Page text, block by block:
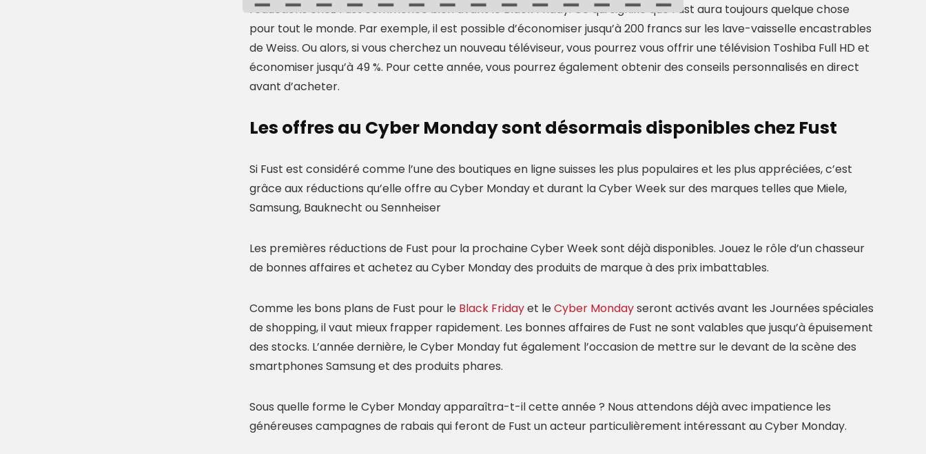
réductions chez Fust commence bien avant le Black Friday. Ce qui signifie que Fust aura toujours quelque chose
pour tout le monde. Par exemple, il est possible d’économiser jusqu’à 200 francs sur les lave-vaisselle encastrables
de Weiss. Ou alors, si vous cherchez un nouveau téléviseur, vous pourrez vous offrir une télévision Toshiba Full HD et
économiser jusqu’à 49 %. Pour cette année, vous pourrez également obtenir des conseils personnalisés en direct
avant d’acheter.
Les offres au Cyber Monday sont désormais disponibles chez Fust
Si Fust est considéré comme l’une des boutiques en ligne suisses les plus populaires et les plus appréciées, c’est
grâce aux réductions qu’elle offre au Cyber Monday et durant la Cyber Week sur des marques telles que Miele,
Samsung, Bauknecht ou Sennheiser
Les premières réductions de Fust pour la prochaine Cyber Week sont déjà disponibles. Jouez le rôle d’un chasseur
de bonnes affaires et achetez au Cyber Monday des produits de marque à des prix imbattables.
Comme les bons plans de Fust pour le Black Fridayet leCyber Mondayseront activés avant les Journées spéciales
de shopping, il vaut mieux frapper rapidement. Les bonnes affaires de Fust ne sont valables que jusqu’à épuisement
des stocks. L’année dernière, le Cyber Monday fut également l’occasion de mettre sur le devant de la scène des
smartphones Samsung et des produits phares.
Sous quelle forme le Cyber Monday apparaîtra-t-il cette année ? Nous attendons déjà avec impatience les
généreuses campagnes de rabais qui feront de Fust un acteur particulièrement intéressant au Cyber Monday.